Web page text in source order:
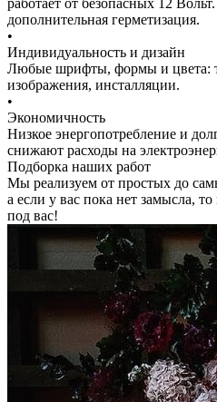
дополнительная герметизация.
•
Индивидуальность и дизайн
Любые шрифты, формы и цвета:
изображения, инсталляции.
•
Экономичность
Низкое энергопотребление и
снижают расходы на
Подборка наших работ
Мы реализуем от простых до
а если у вас пока нет замысла,
под вас!